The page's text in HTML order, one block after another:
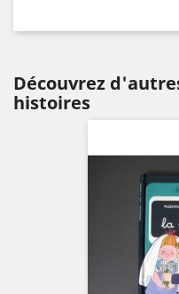
Découvrez
histoires